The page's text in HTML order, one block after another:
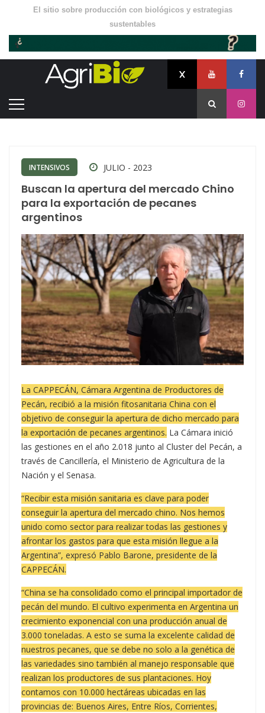
El sitio sobre producción con biológicos y estrategias
sustentables
INTENSIVOS JULIO - 2023
Buscan la apertura del mercado Chino
para la exportación de pecanes
argentinos
La CAPPECÁN, Cámara Argentina de Productores de
Pecán, recibió a la misión fitosanitaria China con el
objetivo de conseguir la apertura de dicho mercado para
la exportación de pecanes argentinos. La Cámara inició
las gestiones en el año 2.018 junto al Cluster del Pecán, a
través de Cancillería, el Ministerio de Agricultura de la
Nación y el Senasa.
“Recibir esta misión sanitaria es clave para poder
conseguir la apertura del mercado chino. Nos hemos
unido como sector para realizar todas las gestiones y
afrontar los gastos para que esta misión llegue a la
Argentina”, expresó Pablo Barone, presidente de la
CAPPECÁN.
“China se ha consolidado como el principal importador de
pecán del mundo. El cultivo experimenta en Argentina un
crecimiento exponencial con una producción anual de
3.000 toneladas. A esto se suma la excelente calidad de
nuestros pecanes, que se debe no solo a la genética de
las variedades sino también al manejo responsable que
realizan los productores de sus plantaciones. Hoy
contamos con 10.000 hectáreas ubicadas en las
provincias de: Buenos Aires, Entre Ríos, Corrientes,